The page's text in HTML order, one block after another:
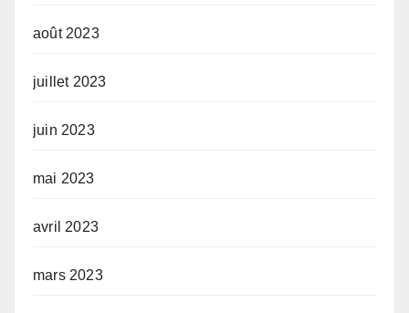
août 2023
juillet 2023
juin 2023
mai 2023
avril 2023
mars 2023